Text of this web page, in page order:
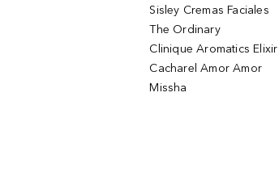
Sisley Cremas Faciales
The Ordinary
Clinique Aromatics Elixir
Cacharel Amor Amor
Missha